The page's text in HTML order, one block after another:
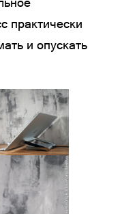
практически
и опускать